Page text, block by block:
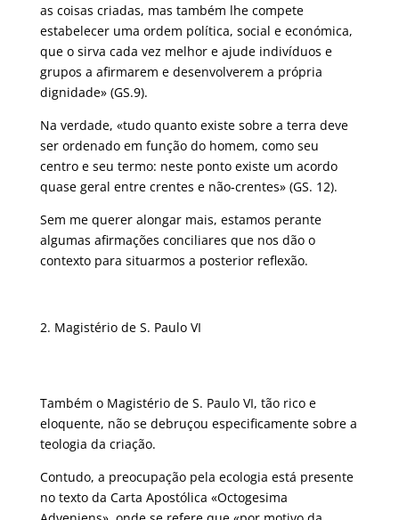
as coisas criadas, mas também lhe compete
estabelecer uma ordem política, social e económica,
que o sirva cada vez melhor e ajude indivíduos e
grupos a afirmarem e desenvolverem a própria
dignidade» (GS.9).
Na verdade, «tudo quanto existe sobre a terra deve
ser ordenado em função do homem, como seu
centro e seu termo: neste ponto existe um acordo
quase geral entre crentes e não-crentes» (GS. 12).
Sem me querer alongar mais, estamos perante
algumas afirmações conciliares que nos dão o
contexto para situarmos a posterior reflexão.
Magistério de S. Paulo VI
Também o Magistério de S. Paulo VI, tão rico e
eloquente, não se debruçou especificamente sobre a
teologia da criação.
Contudo, a preocupação pela ecologia está presente
no texto da Carta Apostólica «Octogesima